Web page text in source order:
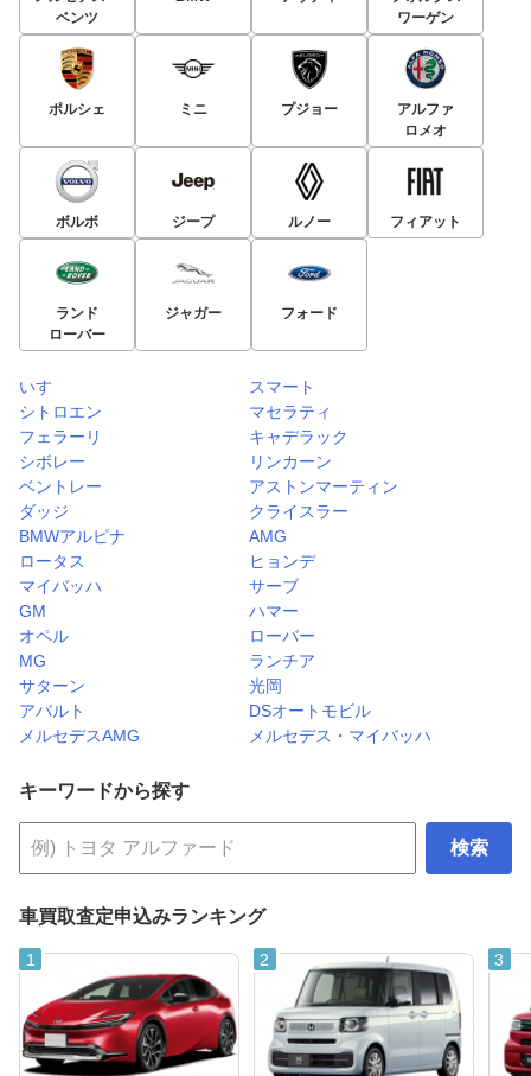
ベンツ
ワーゲン
ポルシェ ミニ プジョー
アルファ
ロメオ
ボルボ ジープ ルノー フィアット
ランド
ローバー
ジャガー フォード
いすゞ
スマート
シトロエン
マセラティ
フェラーリ
キャデラック
シボレー
リンカーン
ベントレー
アストンマーティン
ダッジ
クライスラー
BMWアルピナ
AMG
ロータス
ヒョンデ
マイバッハ
サーブ
GM
ハマー
オペル
ローバー
MG
ランチア
サターン
光岡
アバルト
DSオートモビル
メルセデスAMG
メルセデス・マイバッハ
キーワードから探す
検索
車買取査定申込みランキング